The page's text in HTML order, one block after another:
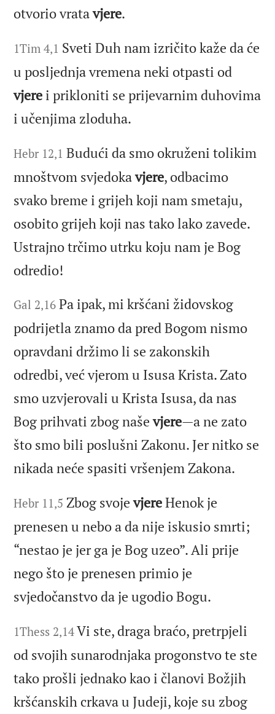
otvorio vratavjere.
1Tim 4,1 Sveti Duh nam izričito kaže da će
u posljednja vremena neki otpasti od
vjere i prikloniti se prijevarnim duhovima
i učenjima zloduha.
Hebr 12,1 Budući da smo okruženi tolikim
mnoštvom svjedokavjere, odbacimo
svako breme i grijeh koji nam smetaju,
osobito grijeh koji nas tako lako zavede.
Ustrajno trčimo utrku koju nam je Bog
odredio!
Gal 2,16 Pa ipak, mi kršćani židovskog
podrijetla znamo da pred Bogom nismo
opravdani držimo li se zakonskih
odredbi, već vjerom u Isusa Krista. Zato
smo uzvjerovali u Krista Isusa, da nas
Bog prihvati zbog naševjere—a ne zato
što smo bili poslušni Zakonu. Jer nitko se
nikada neće spasiti vršenjem Zakona.
Hebr 11,5 Zbog svojevjereHenok je
prenesen u nebo a da nije iskusio smrti;
“nestao je jer ga je Bog uzeo”. Ali prije
nego što je prenesen primio je
svjedočanstvo da je ugodio Bogu.
1Thess 2,14Vi ste, draga braćo, pretrpjeli
od svojih sunarodnjaka progonstvo te ste
tako prošli jednako kao i članovi Božjih
kršćanskih crkava u Judeji, koje su zbog